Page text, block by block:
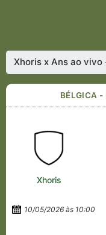
Xhoris x Ans ao vivo
BÉLGICA -
Xhoris
10/05/2026 às 10:00